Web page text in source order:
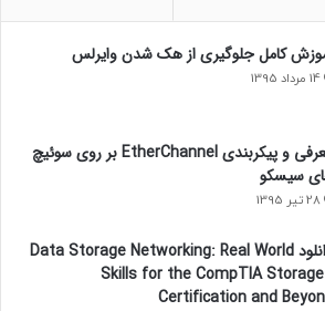
کامل جلوگیری از هک شدن وایرلس
14 مرداد 1395
معرفی و پیکربندی EtherChannel بر روی سوئیچ
سیسکو
28 تیر 1395
دانلود Data Storage Networking: Real World
Skills for the CompTIA
Certification and